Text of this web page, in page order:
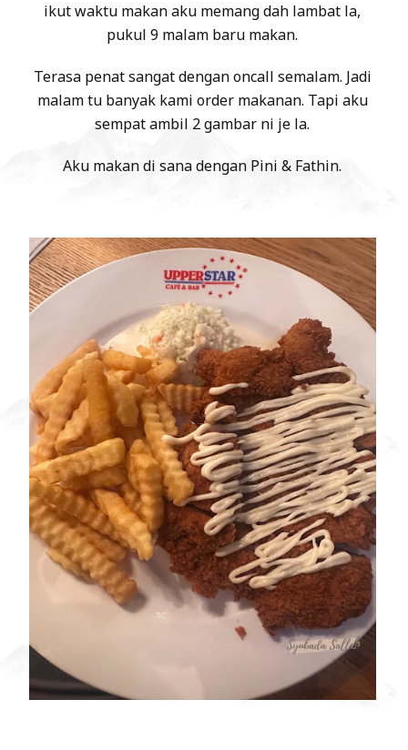
ikut waktu makan aku memang dah lambat la,
pukul 9 malam baru makan.
Terasa penat sangat dengan oncall semalam. Jadi
malam tu banyak kami order makanan. Tapi aku
sempat ambil 2 gambar ni je la.
Aku makan di sana dengan Pini & Fathin.